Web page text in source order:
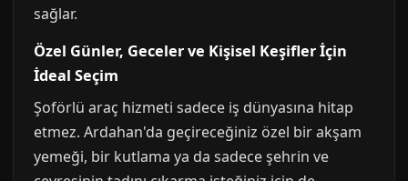
sağlar.
Özel Günler, Geceler ve Kişisel Keşifler İçin
İdeal Seçim
Şoförlü araç hizmeti sadece iş dünyasına hitap
etmez. Ardahan'da geçireceğiniz özel bir akşam
yemeği, bir kutlama ya da sadece şehrin ve